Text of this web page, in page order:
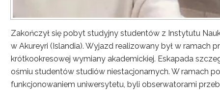
Zakończył się pobyt studyjny studentów z Instytutu
w Akureyri (Islandia). Wyjazd realizowany był w ramach
krótkookresowej wymiany akademickiej. Eskapada
ośmiu studentów studiów niestacjonarnych. W ramach
funkcjonowaniem uniwersytetu, byli obserwatorami